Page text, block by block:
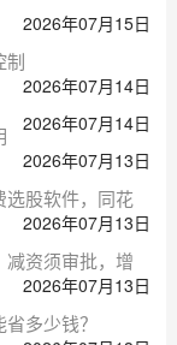
2026年07月15日
制
2026年07月14日
2026年07月14日
2026年07月13日
股软件，同花
2026年07月13日
资须审批，增
2026年07月13日
多少钱？